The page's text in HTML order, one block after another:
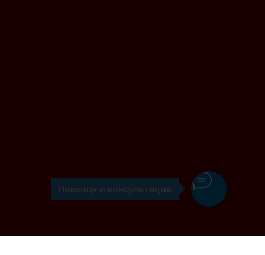
Помощь и консультация
вин" в Казани: